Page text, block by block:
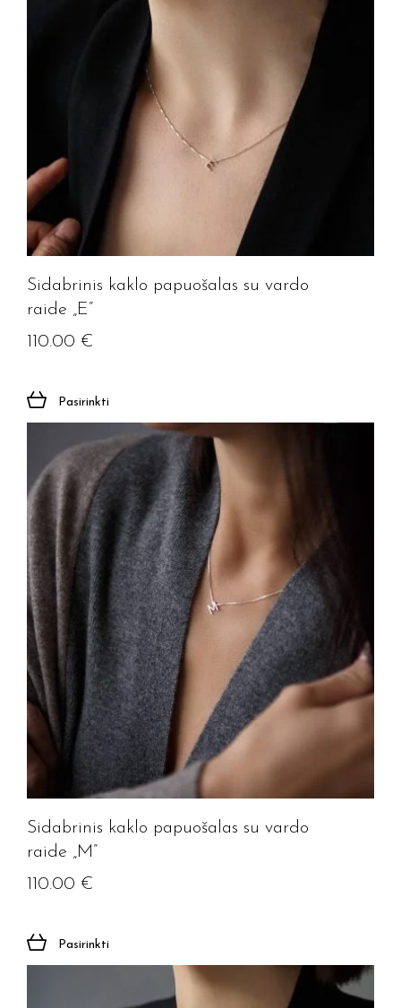
Sidabrinis kaklo papuošalas su vardo
raide „E”
110.00 €
Pasirinkti
Sidabrinis kaklo papuošalas su vardo
raide „M”
110.00 €
Pasirinkti